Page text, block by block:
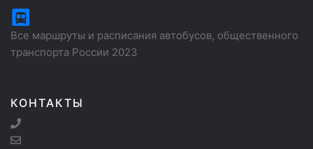
Все маршруты и расписания автобусов, общественного
транспорта России 2023
КОНТАКТЫ